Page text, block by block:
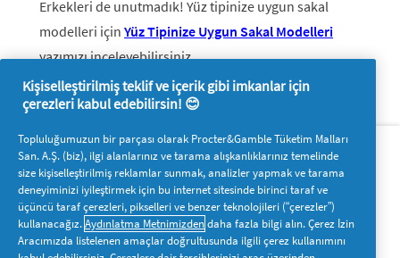
Erkekleri de unutmadık! Yüz tipinize uygun sakal
modelleri için Yüz Tipinize Uygun Sakal Modelleri
yazımızı inceleyebilirsiniz.
Hakkımızda
P&G'ye ulaşın
Pg.com.tr’yi ziyaret edin
Bizi takip edin
Kişiselleştirilmiş teklif ve içerik gibi imkanlar için
çerezleri kabul edebilirsin! 😊
Topluluğumuzun bir parçası olarak Procter&Gamble Tüketim Malları
San. A.Ş. (biz), ilgi alanlarınız ve tarama alışkanlıklarınız temelinde
size kişiselleştirilmiş reklamlar sunmak, analizler yapmak ve tarama
deneyiminizi iyileştirmek için bu internet sitesinde birinci taraf ve
üçüncü taraf çerezleri, pikselleri ve benzer teknolojileri (“çerezler”)
kullanacağız.Aydınlatma Metnimizdendaha fazla bilgi alın. Çerez İzin
Aracımızda listelenen amaçlar doğrultusunda ilgili çerez kullanımını